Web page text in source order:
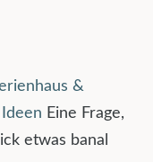
&
Eine Frage,
etwas banal